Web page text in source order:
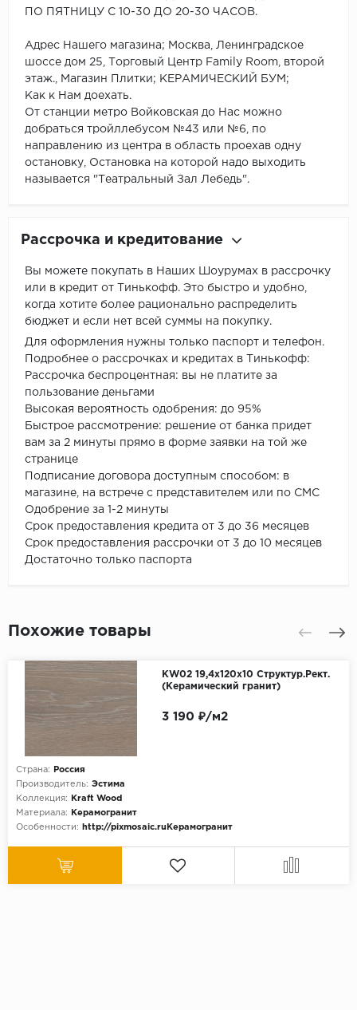
ПО ПЯТНИЦУ С 10-30 ДО 20-30 ЧАСОВ.
Адрес Нашего магазина; Москва, Ленинградское
шоссе дом 25, Торговый Центр Family Room, второй
этаж., Магазин Плитки; КЕРАМИЧЕСКИЙ БУМ;
Как к Нам доехать.
От станции метро Войковская до Нас можно
добраться тройллебусом №43 или №6, по
направлению из центра в область проехав одну
остановку, Остановка на которой надо выходить
называется "Театральный Зал Лебедь".
Рассрочка и кредитование
Вы можете покупать в Наших Шоурумах в рассрочку
или в кредит от Тинькофф. Это быстро и удобно,
когда хотите более рационально распределить
бюджет и если нет всей суммы на покупку.
Для оформления нужны только паспорт и телефон.
Подробнее о рассрочках и кредитах в Тинькофф:
Рассрочка беспроцентная: вы не платите за
пользование деньгами
Высокая вероятность одобрения: до 95%
Быстрое рассмотрение: решение от банка придет
вам за 2 минуты прямо в форме заявки на той же
странице
Подписание договора доступным способом: в
магазине, на встрече с представителем или по СМС
Одобрение за 1-2 минуты
Срок предоставления кредита от 3 до 36 месяцев
Срок предоставления рассрочки от 3 до 10 месяцев
Достаточно только паспорта
Похожие товары
KW02 19,4x120x10 Структур.Рект.
(Керамический гранит)
Страна:
Россия
Производитель: Эстима
Коллекция:
Kraft Wood
Материала:
Керамогранит
Особенности:
http://pixmosaic.ruКерамогранит
3 190 ₽/м2